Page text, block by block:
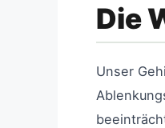
Die
Unser